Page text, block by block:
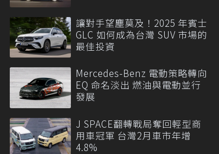
讓對手望塵莫及！2025 年賓士
GLC 如何成為台灣 SUV 市場的
最佳投資
Mercedes-Benz 電動策略轉向
EQ 命名淡出 燃油與電動並行
發展
J SPACE翻轉戰局奪回輕型商
用車冠軍 台灣2月車市年增
4.8%